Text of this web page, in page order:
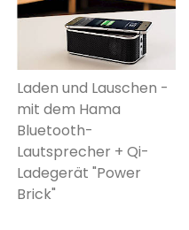
Laden und Lauschen -
mit dem Hama
Bluetooth-
Lautsprecher + Qi-
Ladegerät "Power
Brick"